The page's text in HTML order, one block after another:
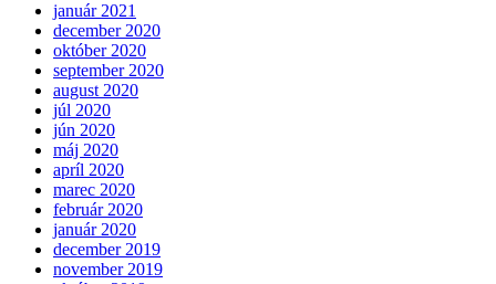
január 2021
december 2020
október 2020
september 2020
august 2020
júl 2020
jún 2020
máj 2020
apríl 2020
marec 2020
február 2020
január 2020
december 2019
november 2019